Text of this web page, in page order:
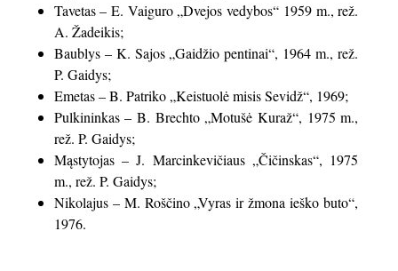
Tavetas – E. Vaiguro „Dvejos vedybos“ 1959 m., rež.
A. Žadeikis;
Baublys – K. Sajos „Gaidžio pentinai“, 1964 m., rež.
P. Gaidys;
Emetas – B. Patriko „Keistuolė misis Sevidž“, 1969;
Pulkininkas – B. Brechto „Motušė Kuraž“, 1975 m.,
rež. P. Gaidys;
Mąstytojas – J. Marcinkevičiaus „Čičinskas“, 1975
m., rež. P. Gaidys;
Nikolajus – M. Roščino „Vyras ir žmona ieško buto“,
1976.